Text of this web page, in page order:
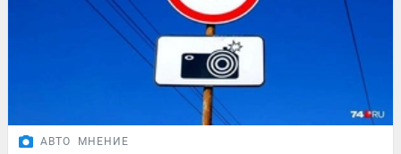
АВТО МНЕНИЕ